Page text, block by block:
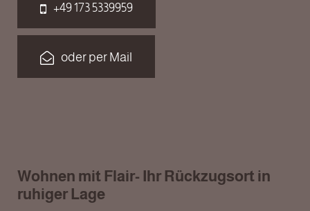
+49 173 5339959
oder per Mail
Wohnen mit Flair- Ihr Rückzugsort in
ruhiger Lage